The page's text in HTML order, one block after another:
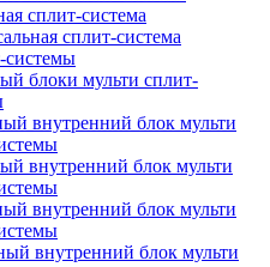
сплит-система
сплит-система
системы
блоки мульти сплит-
внутренний блок мульти
внутренний блок мульти
внутренний блок мульти
внутренний блок мульти